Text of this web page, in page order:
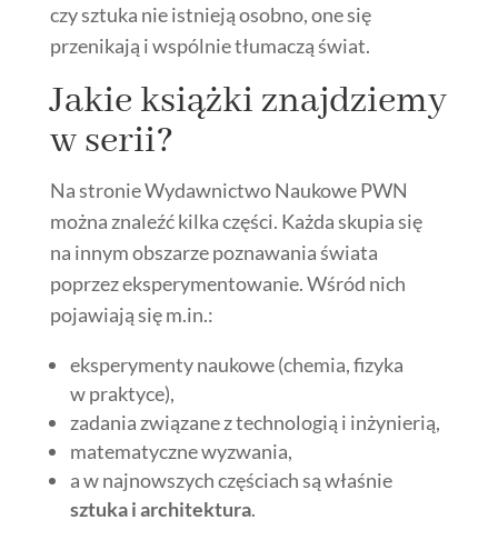
czy sztuka nie istnieją osobno, one się
przenikają i wspólnie tłumaczą świat.
Jakie książki znajdziemy
w serii?
Na stronie Wydawnictwo Naukowe PWN
można znaleźć kilka części. Każda skupia się
na innym obszarze poznawania świata
poprzez eksperymentowanie. Wśród nich
pojawiają się m.in.:
eksperymenty naukowe (chemia, fizyka
w praktyce),
zadania związane z technologią i inżynierią,
matematyczne wyzwania,
a w najnowszych częściach są właśnie
sztuka i architektura.